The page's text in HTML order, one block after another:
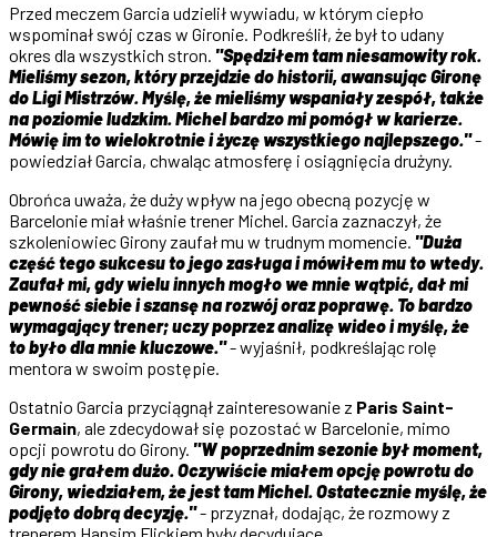
Przed meczem Garcia udzielił wywiadu, w którym ciepło
wspominał swój czas w Gironie. Podkreślił, że był to udany
okres dla wszystkich stron. "Spędziłem tam niesamowity rok.
Mieliśmy sezon, który przejdzie do historii, awansując Gironę
do Ligi Mistrzów. Myślę, że mieliśmy wspaniały zespół, także
na poziomie ludzkim. Michel bardzo mi pomógł w karierze.
Mówię im to wielokrotnie i życzę wszystkiego najlepszego."-
powiedział Garcia, chwaląc atmosferę i osiągnięcia drużyny.
Obrońca uważa, że duży wpływ na jego obecną pozycję w
Barcelonie miał właśnie trener Michel. Garcia zaznaczył, że
szkoleniowiec Girony zaufał mu w trudnym momencie. "Duża
część tego sukcesu to jego zasługa i mówiłem mu to wtedy.
Zaufał mi, gdy wielu innych mogło we mnie wątpić, dał mi
pewność siebie i szansę na rozwój oraz poprawę. To bardzo
wymagający trener; uczy poprzez analizę wideo i myślę, że
to było dla mnie kluczowe."- wyjaśnił, podkreślając rolę
mentora w swoim postępie.
Ostatnio Garcia przyciągnął zainteresowanie z Paris Saint-
Germain, ale zdecydował się pozostać w Barcelonie, mimo
opcji powrotu do Girony. "W poprzednim sezonie był moment,
gdy nie grałem dużo. Oczywiście miałem opcję powrotu do
Girony, wiedziałem, że jest tam Michel. Ostatecznie myślę, że
podjęto dobrą decyzję."- przyznał, dodając, że rozmowy z